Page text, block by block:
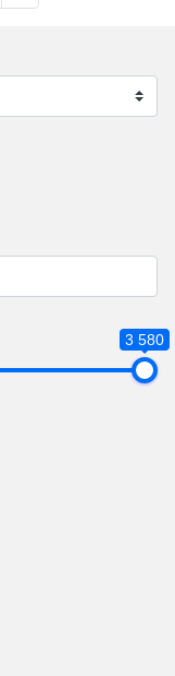
3 580